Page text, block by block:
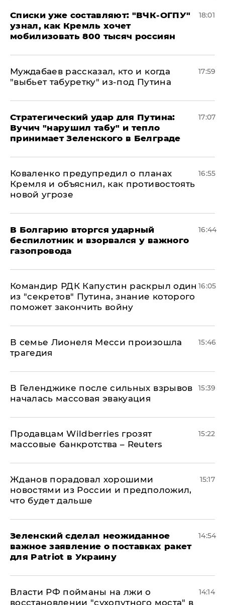
Списки уже составляют: "ВЧК-ОГПУ"
узнал, как Кремль хочет
мобилизовать 800 тысяч россиян
18:01
Муждабаев рассказал, кто и когда
"выбьет табуретку" из-под Путина
17:59
Стратегический удар для Путина:
Вучич "нарушил табу" и тепло
принимает Зеленского в Белграде
17:07
Коваленко предупредил о планах
Кремля и объяснил, как противостоять
новой угрозе
16:55
В Болгарию вторгся ударный
беспилотник и взорвался у важного
газопровода
16:44
Командир РДК Капустин раскрыл один
из "секретов" Путина, знание которого
поможет закончить войну
16:05
В семье Лионеля Месси произошла
трагедия
15:46
В Геленджике после сильных взрывов
началась массовая эвакуация
15:39
Продавцам Wildberries грозят
массовые банкротства – Reuters
15:22
Жданов порадовал хорошими
новостями из России и предположил,
что будет дальше
15:17
Зеленский сделал неожиданное
важное заявление о поставках ракет
для Patriot в Украину
14:54
Власти РФ пойманы на лжи о
восстановлении "сухопутного моста" в
14:14